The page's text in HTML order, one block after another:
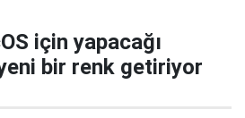
için yapacağı
bir renk getiriyor